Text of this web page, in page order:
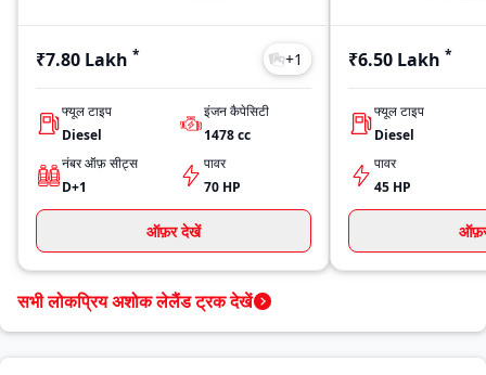
₹7.80 Lakh * +1
फ्यूल टाइप
Diesel
इंजन कैपेसिटी
1478cc
नंबर ऑफ़ सीट्स
D+1
पावर
70 HP
ऑफ़र देखें
₹6.50 Lakh *
फ्यूल टाइप
Diesel
पावर
45 HP
सभी लोकप्रिय अशोक लेलैंड ट्रक देखें